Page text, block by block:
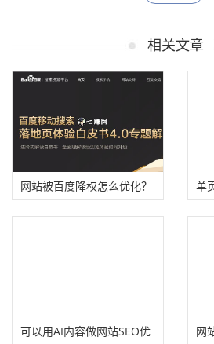
相关文章
网站被百度降权怎么优化？
单
文
可以用AI内容做网站SEO优
网